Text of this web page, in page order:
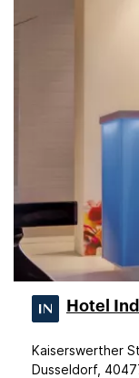
Hotel
Kaiserswerther
Dusseldorf,